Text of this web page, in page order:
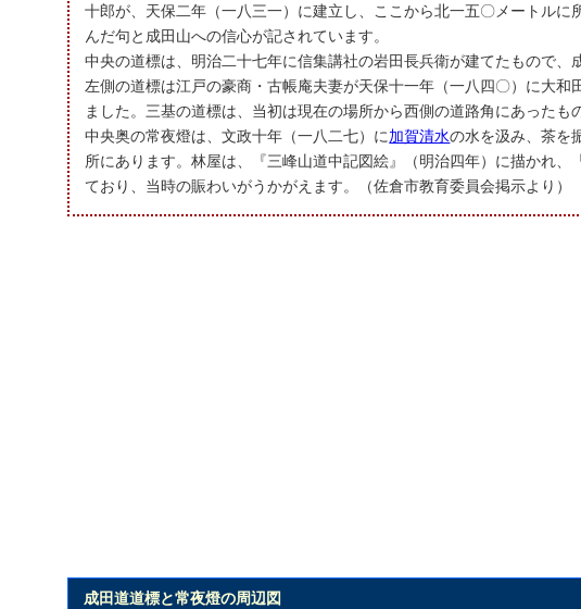
十郎が、天保二年（一八三一）に建立し、ここから北一五〇メートルに
んだ句と成田山への信心が記されています。
中央の道標は、明治二十七年に信集講社の岩田長兵衛が建てたもので、
左側の道標は江戸の豪商・古帳庵夫妻が天保十一年（一八四〇）に大
ました。三基の道標は、当初は現在の場所から西側の道路角にあったも
中央奥の常夜燈は、文政十年（一八二七）に加賀清水の水を汲み、茶を
所にあります。林屋は、『三峰山道中記図絵』（明治四年）に描かれ
ており、当時の賑わいがうかがえます。（佐倉市教育委員会掲示より）
成田道道標と常夜燈の周辺図